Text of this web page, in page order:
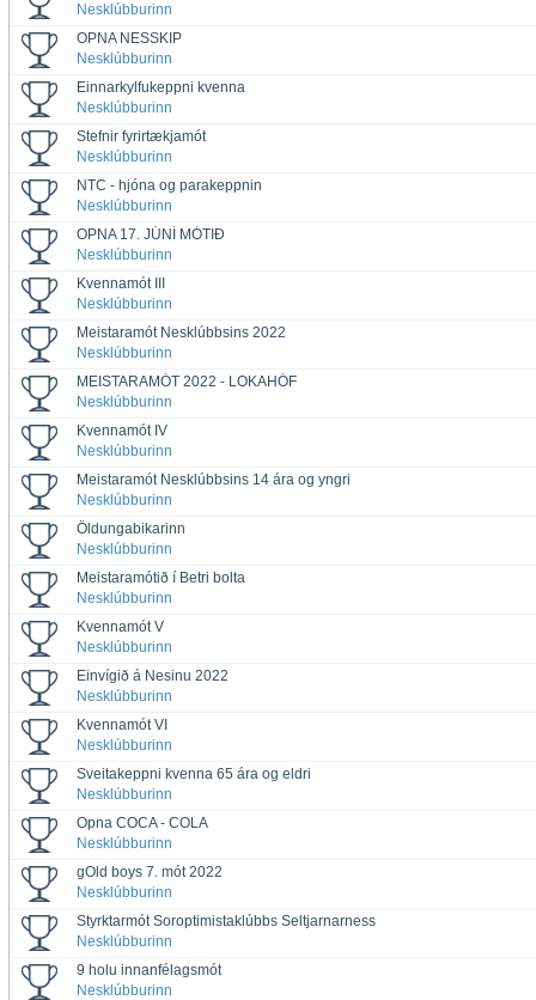
Nesklúbburinn
OPNA NESSKIP
Nesklúbburinn
Einnarkylfukeppni kvenna
Nesklúbburinn
Stefnir fyrirtækjamót
Nesklúbburinn
NTC - hjóna og parakeppnin
Nesklúbburinn
OPNA 17. JÚNÍ MÓTIÐ
Nesklúbburinn
Kvennamót III
Nesklúbburinn
Meistaramót Nesklúbbsins 2022
Nesklúbburinn
MEISTARAMÓT 2022 - LOKAHÓF
Nesklúbburinn
Kvennamót IV
Nesklúbburinn
Meistaramót Nesklúbbsins 14 ára og yngri
Nesklúbburinn
Öldungabikarinn
Nesklúbburinn
Meistaramótið í Betri bolta
Nesklúbburinn
Kvennamót V
Nesklúbburinn
Einvígið á Nesinu 2022
Nesklúbburinn
Kvennamót VI
Nesklúbburinn
Sveitakeppni kvenna 65 ára og eldri
Nesklúbburinn
Opna COCA - COLA
Nesklúbburinn
gOld boys 7. mót 2022
Nesklúbburinn
Styrktarmót Soroptimistaklúbbs Seltjarnarness
Nesklúbburinn
9 holu innanfélagsmót
Nesklúbburinn